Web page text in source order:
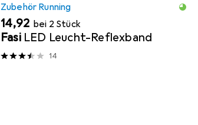
Zubehör Running
EUR
14,92 bei 2 Stück
Fasi LED Leucht-Reflexband
14